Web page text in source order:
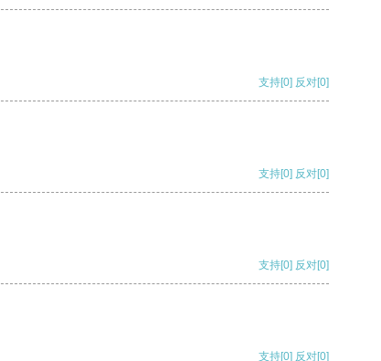
支持[0] 反对[0]
支持[0] 反对[0]
支持[0] 反对[0]
支持[0] 反对[0]